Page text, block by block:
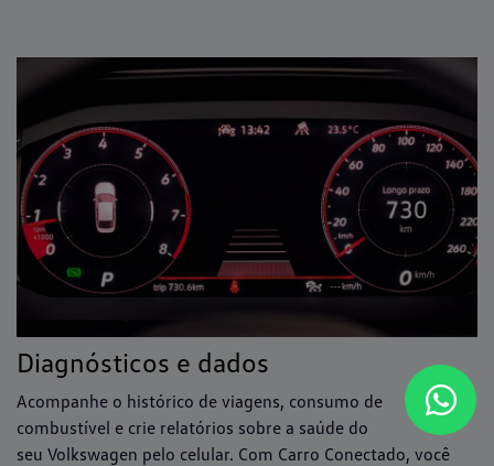
Diagnósticos e dados
Acompanhe o histórico de viagens, consumo de
combustível e crie relatórios sobre a saúde do
seu Volkswagen pelo celular. Com Carro Conectado, você